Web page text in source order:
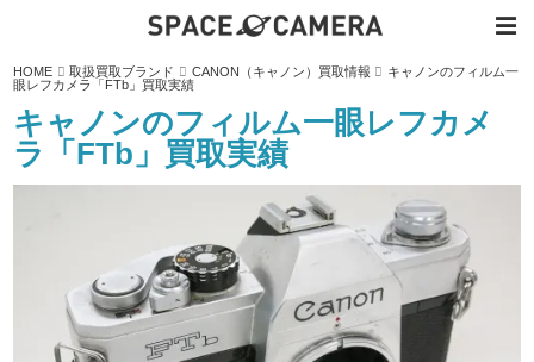
容
キ
ッ
プ
HOME 取扱買取ブランド CANON（キャノン）買取情報
キャノンのフィルム一
眼レフカメラ「FTb」買取実績
キャノンのフィルム一眼レフカメ
ラ「FTb」買取実績